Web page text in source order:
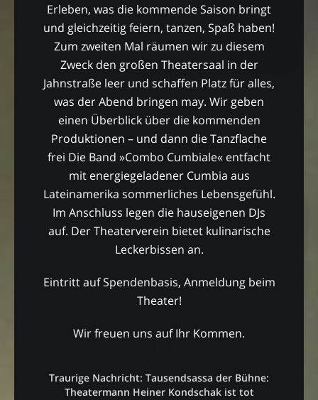
Erleben, was die kommende Saison bringt
und gleichzeitig feiern, tanzen, Spaß haben!
Zum zweiten Mal räumen wir zu diesem
Zweck den großen Theatersaal in der
Jahnstraße leer und schaffen Platz für alles,
was der Abend bringen may. Wir geben
einen Überblick über die kommenden
Produktionen – und dann die Tanzflache
frei Die Band »Combo Cumbiale« entfacht
mit energiegeladener Cumbia aus
Lateinamerika sommerliches Lebensgefühl.
Im Anschluss legen die hauseigenen DJs
auf. Der Theaterverein bietet kulinarische
Leckerbissen an.
Eintritt auf Spendenbasis, Anmeldung beim
Theater!
Wir freuen uns auf Ihr Kommen.
Traurige Nachricht: Tausendsassa der Bühne:
Theatermann Heiner Kondschak ist tot